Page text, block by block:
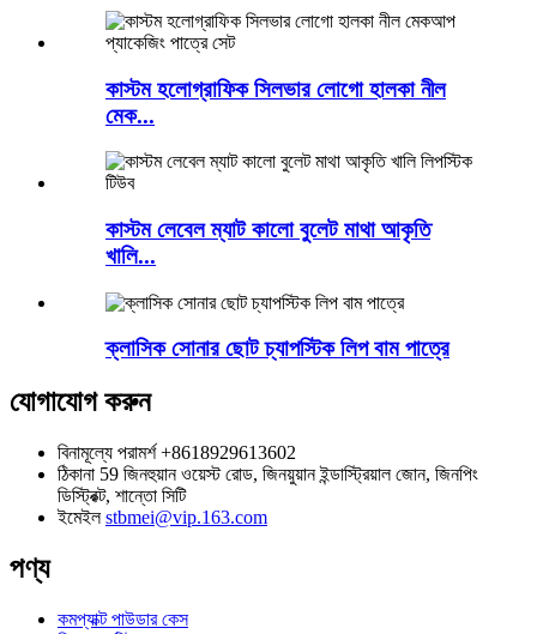
কাস্টম হলোগ্রাফিক সিলভার লোগো হালকা নীল
মেক...
কাস্টম লেবেল ম্যাট কালো বুলেট মাথা আকৃতি
খালি...
ক্লাসিক সোনার ছোট চ্যাপস্টিক লিপ বাম পাত্রে
যোগাযোগ করুন
বিনামূল্যে পরামর্শ +8618929613602
ঠিকানা 59 জিনহুয়ান ওয়েস্ট রোড, জিনয়ুয়ান ইন্ডাস্ট্রিয়াল জোন, জিনপিং
ডিস্ট্রিক্ট, শান্তো সিটি
ইমেইল stbmei@vip.163.com
পণ্য
কমপ্যাক্ট পাউডার কেস